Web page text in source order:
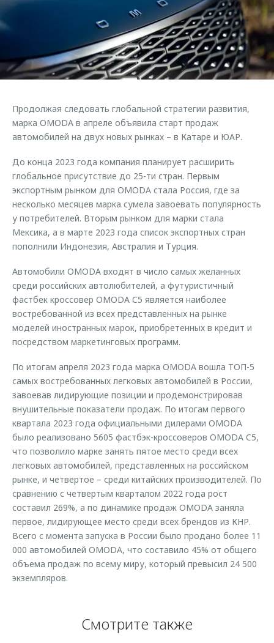
Страхование
Кредитный калькулятор
Аксессуары
Одежда и сувениры
Запчасти
Трейд-ин
Калькулятор трейд-ин
Клиентская поддержка
Клуб владельцев OMODA
Приложение O&J
Одежда и сувениры
Оригинальные аксессуары
Запчасти
Продолжая следовать глобальной стратегии развития,
марка OMODA в апреле объявила старт продаж
автомобилей на двух новых рынках – в Катаре и ЮАР.
До конца 2023 года компания планирует расширить
глобальное присутствие до 25-ти стран. Первым
экспортным рынком для OMODA стала Россия, где за
несколько месяцев марка сумела завоевать популярность
у потребителей. Вторым рынком для марки стала
Мексика, а в марте 2023 года список экспортных стран
пополнили Индонезия, Австралия и Турция.
Автомобили OMODA входят в число самых желанных
среди российских автолюбителей, а футуристичный
фастбек кроссовер OMODA C5 является наиболее
востребованной из всех представленных на рынке
моделей иностранных марок, приобретенных в кредит и
посредством маркетинговых программ.
По итогам апреля 2023 года марка OMODA вошла ТОП-5
самых востребованных легковых автомобилей в России,
завоевав лидирующие позиции и продемонстрировав
внушительные показатели продаж. По итогам первого
квартала 2023 года официальными дилерами OMODA
было реализовано 5605 фастбэк-кроссоверов OMODA C5,
что позволило марке занять пятое место среди всех
легковых автомобилей, представленных на российском
рынке, и четвертое – среди китайских производителей. По
сравнению с четвертым кварталом 2022 года рост
составил 269%, а по динамике продаж OMODA заняла
первое, лидирующее место среди всех брендов из КНР.
Всего с момента запуска в России было продано более 11
000 автомобилей OMODA, что составило 45% от общего
объема продаж по всему миру, который превысил 24 500
экземпляров.
Смотрите также